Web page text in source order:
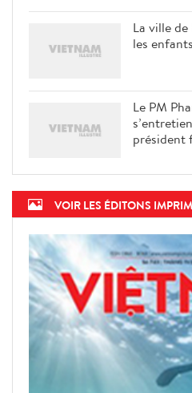
La ville
les
Le PM
président
VOIR LES ÉDITONS